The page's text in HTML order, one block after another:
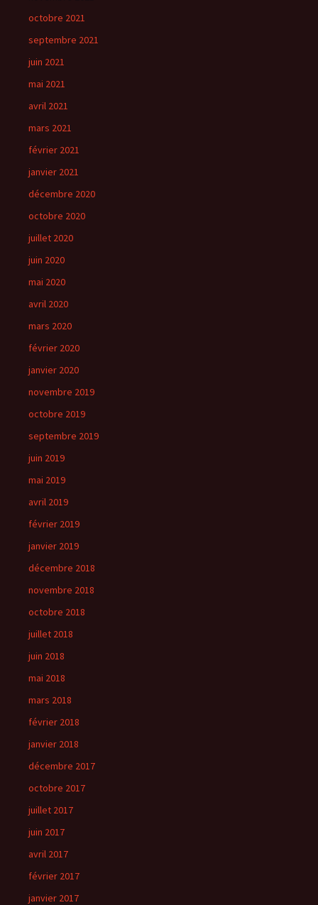
octobre 2021
septembre 2021
juin 2021
mai 2021
avril 2021
mars 2021
février 2021
janvier 2021
décembre 2020
octobre 2020
juillet 2020
juin 2020
mai 2020
avril 2020
mars 2020
février 2020
janvier 2020
novembre 2019
octobre 2019
septembre 2019
juin 2019
mai 2019
avril 2019
février 2019
janvier 2019
décembre 2018
novembre 2018
octobre 2018
juillet 2018
juin 2018
mai 2018
mars 2018
février 2018
janvier 2018
décembre 2017
octobre 2017
juillet 2017
juin 2017
avril 2017
février 2017
janvier 2017